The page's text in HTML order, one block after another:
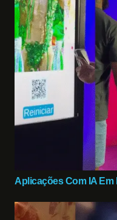
Aplicações Com IA